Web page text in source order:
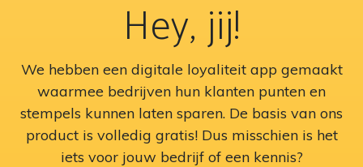
Hey, jij!
We hebben een digitale loyaliteit app gemaakt
waarmee bedrijven hun klanten punten en
stempels kunnen laten sparen. De basis van ons
product is volledig gratis! Dus misschien is het
iets voor jouw bedrijf of een kennis?